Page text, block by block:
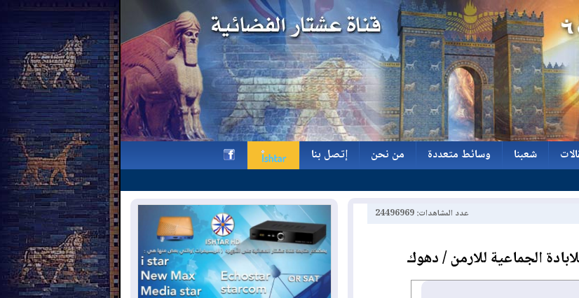
شعبنا
وسائط متعددة
من نحن
إتصل بنا
بيان من النائبين د. جيمس حسدو هيدو
عدد المشاهدات: 24496969
h